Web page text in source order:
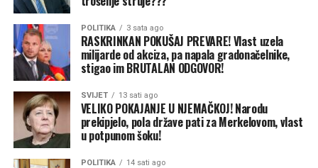
Zbog toga se putnicima savjetuje da prije polaska
provjere važeće propise ili da svježe smokve i grožđe
kupe tek nakon ulaska u Hrvatsku, prenosi Avaz.
POLITIKA 3 sata ago
RASKRINKAN POKUŠAJ PREVARE! Vlast uzela
milijarde od akciza, pa napala gradonačelnike,
stigao im BRUTALAN ODGOVOR!
SVIJET 13 sati ago
VELIKO POKAJANJE U NJEMAČKOJ! Narodu
prekipjelo, pola države pati za Merkelovom, vlast
u potpunom šoku!
POLITIKA 14 sati ago